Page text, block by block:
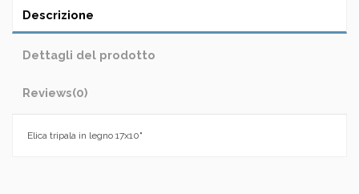
Descrizione
Dettagli del prodotto
Reviews(0)
Elica tripala in legno 17x10"